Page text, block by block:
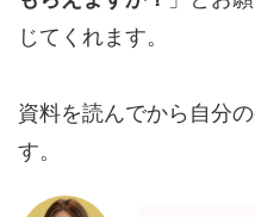
じてくれます。
資料を読んでから自分
す。